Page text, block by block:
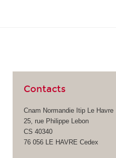
Contacts
Cnam Normandie Itip Le Havre
25, rue Philippe Lebon
CS 40340
76 056 LE HAVRE Cedex